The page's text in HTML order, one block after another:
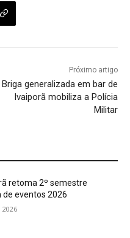
Próximo artigo
Briga generalizada em bar de
Ivaiporã mobiliza a Polícia
Militar
retoma 2º semestre
de eventos 2026